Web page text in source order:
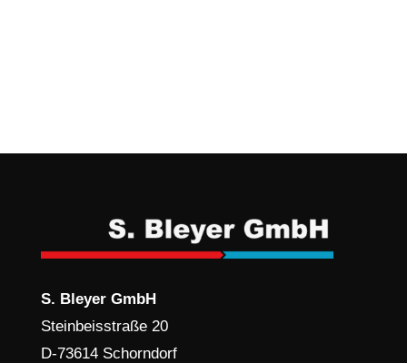
S. Bleyer GmbH
Steinbeisstraße 20
D-73614 Schorndorf